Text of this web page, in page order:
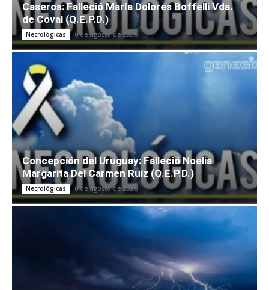
Caseros: Falleció María Dolores Boffelli Vda.
de Coval (Q.E.P.D.)
Necrológicas 6 de agosto de 2026
Concepción del Uruguay: Falleció Noelia
Margarita Del Carmen Ruiz (Q.E.P.D.)
Necrológicas 6 de agosto de 2026